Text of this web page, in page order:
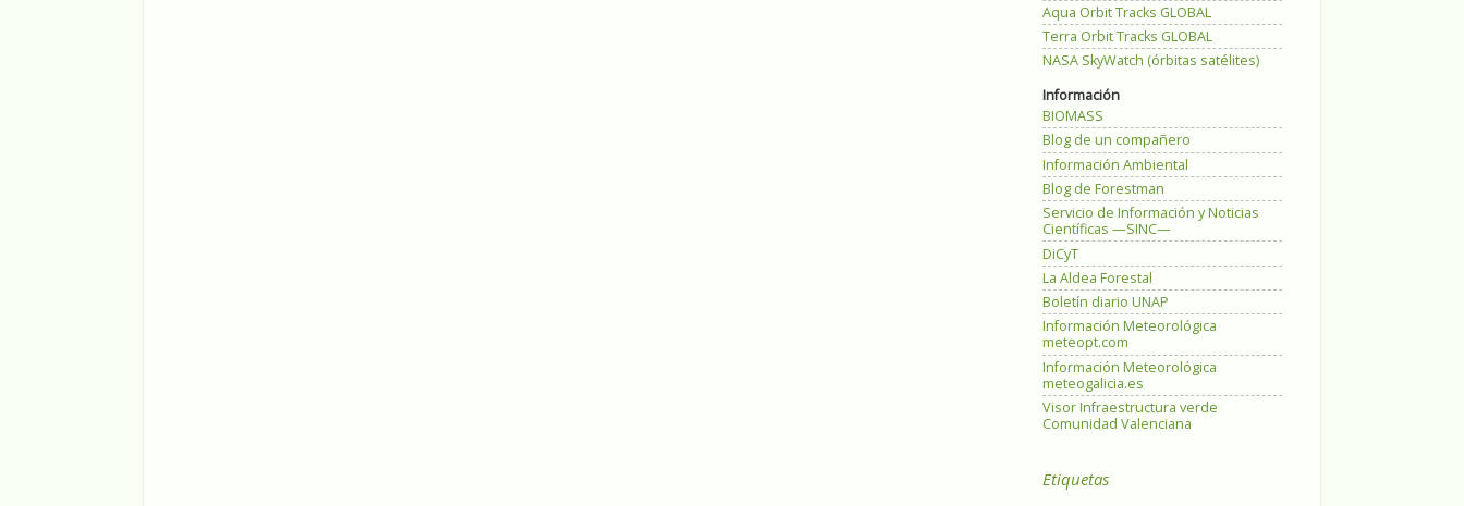
Aqua Orbit Tracks GLOBAL
Terra Orbit Tracks GLOBAL
NASA SkyWatch (órbitas satélites)
Información
BIOMASS
Blog de un compañero
Información Ambiental
Blog de Forestman
Servicio de Información y Noticias
Científicas —SINC—
DiCyT
La Aldea Forestal
Boletín diario UNAP
Información Meteorológica
meteopt.com
Información Meteorológica
meteogalicia.es
Visor Infraestructura verde
Comunidad Valenciana
Etiquetas